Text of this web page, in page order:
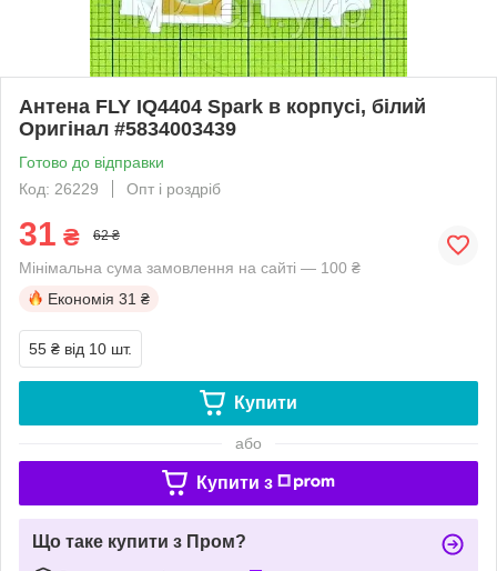
Антена FLY IQ4404 Spark в корпусі, білий
Оригінал #5834003439
Готово до відправки
Код: 26229
Опт і роздріб
31 ₴ 62 ₴
Мінімальна сума замовлення на сайті — 100 ₴
Економія 31 ₴
55 ₴ від 10 шт.
Купити
або
Купити з
Що таке купити з Пром?